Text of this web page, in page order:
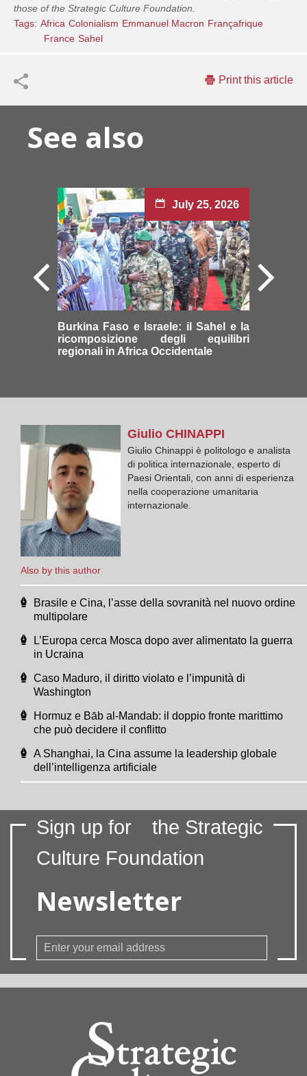
those of the Strategic Culture Foundation.
Tags: Africa Colonialism Emmanuel Macron Françafrique
France Sahel
Print this article
See also
July 25, 2026
Burkina Faso e Israele: il Sahel e la
ricomposizione degli equilibri
regionali in Africa Occidentale
Also by this author
GiulioCHINAPPI
Giulio Chinappi è politologo e analista
di politica internazionale, esperto di
Paesi Orientali, con anni di esperienza
nella cooperazione umanitaria
internazionale.
Brasile e Cina, l’asse della sovranità nel nuovo ordine
multipolare
L’Europa cerca Mosca dopo aver alimentato la guerra
in Ucraina
Caso Maduro, il diritto violato e l’impunità di
Washington
Hormuz e Bāb al-Mandab: il doppio fronte marittimo
che può decidere il conflitto
A Shanghai, la Cina assume la leadership globale
dell’intelligenza artificiale
Sign up for
the Strategic
Culture Foundation
Newsletter